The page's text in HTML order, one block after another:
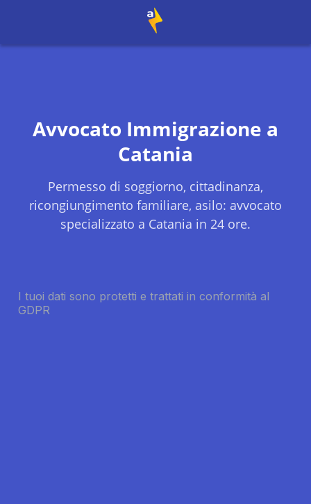
Avvocato Immigrazione a
Catania
Permesso di soggiorno, cittadinanza,
ricongiungimento familiare, asilo: avvocato
specializzato a Catania in 24 ore.